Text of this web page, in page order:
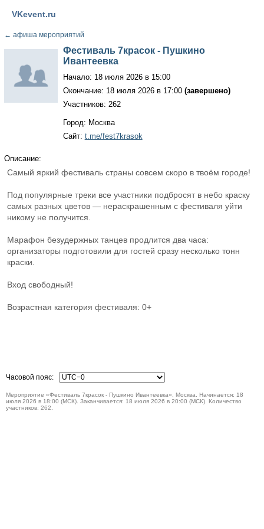
VKevent.ru
← афиша мероприятий
Фестиваль 7красок - Пушкино
Ивантеевка
Начало: 18 июля 2026 в 15:00
Окончание: 18 июля 2026 в 17:00 (завершено)
Участников: 262
Город: Москва
Сайт: t.me/fest7krasok
Описание:
Самый яркий фестиваль страны совсем скоро в твоём городе!
Под популярные треки все участники подбросят в небо краску
самых разных цветов — нераскрашенным с фестиваля уйти
никому не получится.
Марафон безудержных танцев продлится два часа:
организаторы подготовили для гостей сразу несколько тонн
краски.
Вход свободный!
Возрастная категория фестиваля: 0+
Часовой пояс:
Мероприятие «Фестиваль 7красок - Пушкино Ивантеевка», Москва. Начинается: 18
июля 2026 в 18:00 (МСК). Заканчивается: 18 июля 2026 в 20:00 (МСК). Количество
участников: 262.